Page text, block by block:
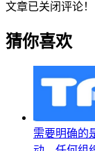
文章已关闭评论！
猜你喜欢
需要明确的